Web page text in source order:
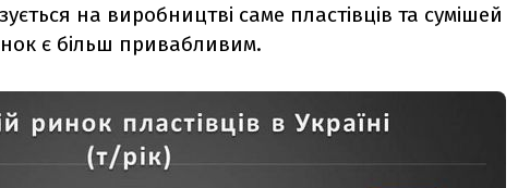
на виробництві саме пластівців та сумішей
є більш привабливим.